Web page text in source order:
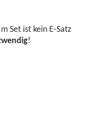
Set ist kein E-Satz
!